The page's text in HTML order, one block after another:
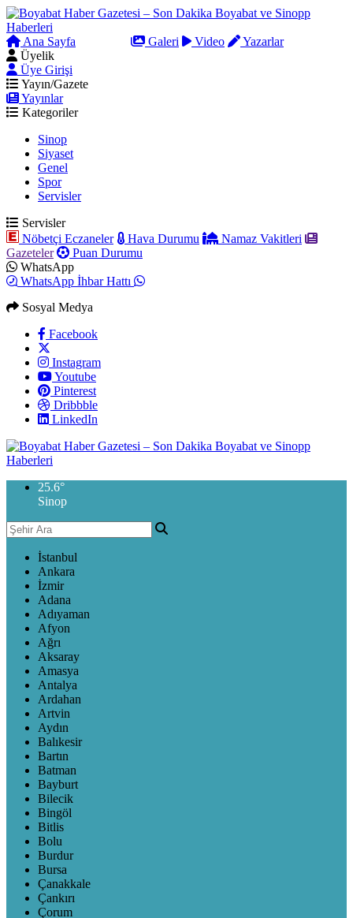
Ana Sayfa Galeri Video
Yazarlar
Üyelik
Üye Girişi
Yayın/Gazete
Yayınlar
Kategoriler
Sinop
Siyaset
Genel
Spor
Servisler
Servisler
Nöbetçi Eczaneler
Hava Durumu
Namaz Vakitleri
Gazeteler
Puan Durumu
WhatsApp
WhatsApp İhbar Hattı
Sosyal Medya
Facebook
Instagram
Youtube
Pinterest
Dribbble
LinkedIn
25.6°
Sinop
İstanbul
Ankara
İzmir
Adana
Adıyaman
Afyon
Ağrı
Aksaray
Amasya
Antalya
Ardahan
Artvin
Aydın
Balıkesir
Bartın
Batman
Bayburt
Bilecik
Bingöl
Bitlis
Bolu
Burdur
Bursa
Çanakkale
Çankırı
Çorum